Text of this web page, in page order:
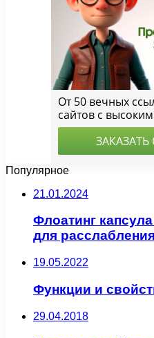
Популярное
21.01.2024
Флоатинг
для
19.05.2022
Функции и
29.04.2018